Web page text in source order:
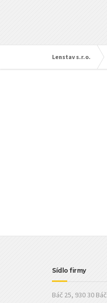
Lenstav s.r.o.
Sídlo firmy
Báč 25, 930 30 Báč